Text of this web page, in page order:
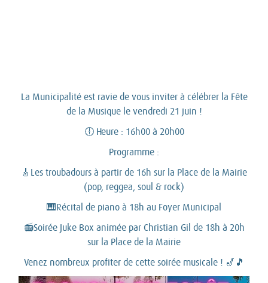
La Municipalité est ravie de vous inviter à célébrer la Fête
de la Musique le vendredi 21 juin !
🕕 Heure : 16h00 à 20h00
Programme :
🎸Les troubadours à partir de 16h sur la Place de la Mairie
(pop, reggea, soul & rock)
🎹Récital de piano à 18h au Foyer Municipal
📻Soirée Juke Box animée par Christian Gil de 18h à 20h
sur la Place de la Mairie
Venez nombreux profiter de cette soirée musicale ! 🎷🎵